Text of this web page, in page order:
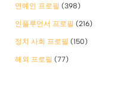
연예인 프로필 (398)
인플루언서 프로필 (216)
정치 사회 프로필 (150)
해외 프로필 (77)